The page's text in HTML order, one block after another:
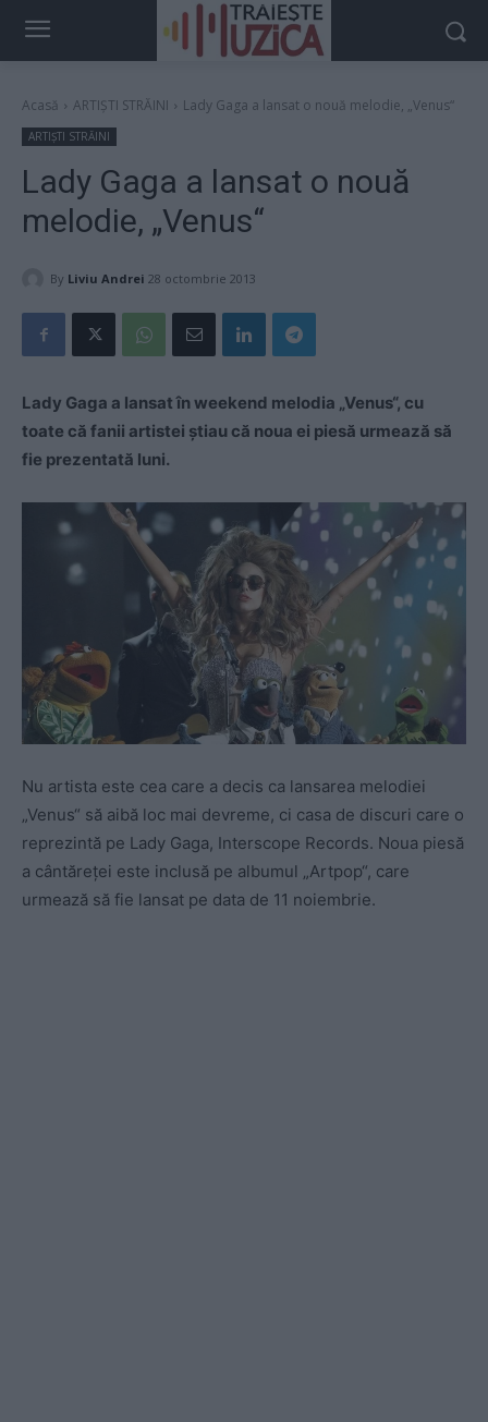
Acasă ARTIȘTI STRĂINI Lady Gaga a lansat o nouă melodie, „Venus“
ARTIȘTI STRĂINI
Lady Gaga a lansat o nouă
melodie, „Venus“
By Liviu Andrei 28 octombrie 2013
Lady Gaga a lansat în weekend melodia „Venus“, cu
toate că fanii artistei ştiau că noua ei piesă urmează să
fie prezentată luni.
Nu artista este cea care a decis ca lansarea melodiei
„Venus“ să aibă loc mai devreme, ci casa de discuri care o
reprezintă pe Lady Gaga, Interscope Records. Noua piesă
a cântăreţei este inclusă pe albumul „Artpop“, care
urmează să fie lansat pe data de 11 noiembrie.